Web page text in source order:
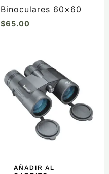
Binoculares 60×60
$65.00
AÑADIR AL